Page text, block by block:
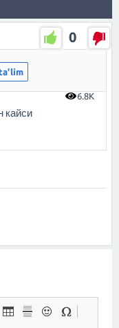
0
6.8K
кайси